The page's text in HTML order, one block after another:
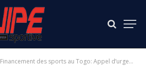
Financement des sports au Togo: Appel d’urgence